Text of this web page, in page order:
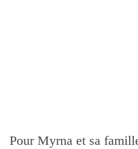
Pour Myrna et sa